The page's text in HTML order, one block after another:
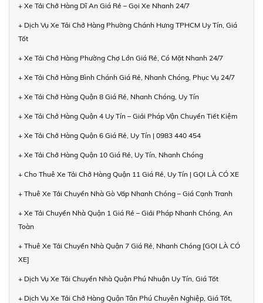
+ Xe Tải Chở Hàng Dĩ An Giá Rẻ – Gọi Xe Nhanh 24/7
+ Dịch Vụ Xe Tải Chở Hàng Phường Chánh Hưng TPHCM Uy Tín, Giá
Tốt
+ Xe Tải Chở Hàng Phường Chợ Lớn Giá Rẻ, Có Mặt Nhanh 24/7
+ Xe Tải Chở Hàng Bình Chánh Giá Rẻ, Nhanh Chóng, Phục Vụ 24/7
+ Xe Tải Chở Hàng Quận 8 Giá Rẻ, Nhanh Chóng, Uy Tín
+ Xe Tải Chở Hàng Quận 4 Uy Tín – Giải Pháp Vận Chuyển Tiết Kiệm
+ Xe Tải Chở Hàng Quận 6 Giá Rẻ, Uy Tín | 0983 440 454
+ Xe Tải Chở Hàng Quận 10 Giá Rẻ, Uy Tín, Nhanh Chóng
+ Cho Thuê Xe Tải Chở Hàng Quận 11 Giá Rẻ, Uy Tín | GỌI LÀ CÓ XE
+ Thuê Xe Tải Chuyển Nhà Gò Vấp Nhanh Chóng – Giá Cạnh Tranh
+ Xe Tải Chuyển Nhà Quận 1 Giá Rẻ – Giải Pháp Nhanh Chóng, An
Toàn
+ Thuê Xe Tải Chuyển Nhà Quận 7 Giá Rẻ, Nhanh Chóng [GỌI LÀ CÓ
XE]
+ Dịch Vụ Xe Tải Chuyển Nhà Quận Phú Nhuận Uy Tín, Giá Tốt
+ Dịch Vụ Xe Tải Chở Hàng Quận Tân Phú Chuyên Nghiệp, Giá Tốt,